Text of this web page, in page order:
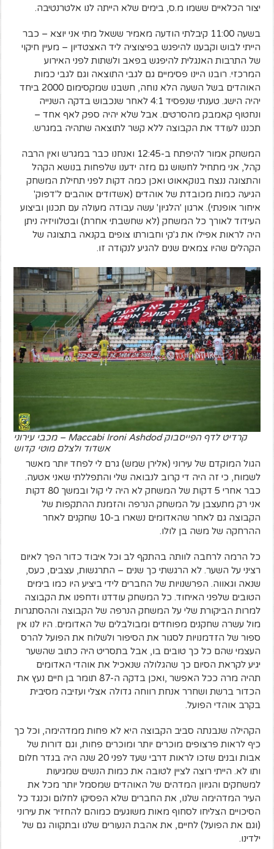
יצור הכלאיים ששמו מ.ס, בימים שלא הייתה לנו אלטרנטיבה.
בשעה 11:00 קיבלתי הודעה מאמיר ששאל מתי אני יוצא – כבר
הייתי לבוש וקבענו להיפגש בפיצוציה ליד האצטדיון – מעיין חיקוי
של התרבות האנגלית להיפגש בפאב ולשתות לפני האירוע
המרכזי. רובנו היינו פסימיים גם לגבי התוצאה וגם לגבי כמות
האוהדים בשל השעה הלא נוחה, חשבנו שמקסימום 2000 ביחד
יהיה הישג. טענתי שנפסיד 4:1 לאחר שנכבוש בדקה השנייה
ונחטוף קאמבק מהסרטים. אבל שלא יהיה ספק לאף אחד –
תכננו לעודד את הקבוצה ללא קשר לתוצאה שתהיה במגרש.
המשחק אמור להיפתח ב-12:45 ואנחנו כבר במגרש ואין הרבה
קהל, אני מתחיל לחשוש גם מזה ידענו שלפחות בנושא הקהל
והתצוגה ננצח בנוקאאוט ואכן כמה דקות לפני תחילת המשחק
הגיעה כמות מכובדת של אוהדים (אשדודים אוהבים ל'דפוק'
איחור אופנתי). ארגון 'הלגיון' עשה עבודה מעולה עם תכנון וביצוע
העידוד לאורך כל המשחק (לא שחשבתי אחרת) ובטלוויזיה ניתן
היה לראות אפילו את ג'קי וחבורתו צופים בקנאה בתצוגה של
הקהלים שהיו צמאים שנים להגיע לנקודה זו.
קרדיט לדף הפייסבוק Maccabi Ironi Ashdod – מכבי עירוני
אשדוד ולצלם מוטי קדוש
הגול המוקדם של עירוני (אלירן שמש) גרם לי לפחד יותר מאשר
לשמוח, כי זה היה די קרוב לנבואה שלי והתפללתי שאני אטעה.
כבר אחרי 5 דקות של המשחק לא היה לי קול ובמשך 80 דקות
אני רק מתעצבן על המשחק הנרפה והזמנת ההתקפות של
הקבוצה גם לאחר שהאדומים נשארו ב-10 שחקנים לאחר
ההרחקה של משה בן לולו.
כל הרמה לרחבה לוותה בהתקף לב וכל איבוד כדור הפך לאיום
רציני על השער. לא הרגשתי כך שנים – התרגשות, עצבים, כעס,
שנאה וגאווה. הפרשנויות של החברים לידי ביציע היו כמו בימים
הטובים שלפני האיחוד. כל המשחק עודדנו ודחפנו את הקבוצה
למרות הביקורת שלי על המשחק הנרפה של הקבוצה וההסתגרות
מול עשרה שחקנים מפוחדים ומבולבלים של האדומים. היו לנו אין
ספור של הזדמנויות לסגור את הסיפור ולשלוח את הפועל להרס
העצמי שהם כל כך טובים בו, אבל בתסריט היה כתוב שהשער
יגיע לקראת הסיום כך שהגלולה שנאכיל את אוהדי האדומים
תהיה מרה ככל האפשר ,ואכן בדקה ה-87 תומר בן חיים נעץ את
הכדור ברשת ושחרר אנחת רווחה גדולה אצלי ועזיבה מסיבית
בקרב אוהדי הפועל.
הקהילה שנבנתה סביב הקבוצה היא לא פחות ממדהימה, וכל כך
כיף לראות פרצופים מוכרים יותר ומוכרים פחות, וגם דורות של
אבות ובנים שזכו לראות דרבי שעד לפני 20 שנה היה בגדר חלום
ותו לא. הייתי רוצה לציין לטובה את כמות הנשים שמגיעות
למשחקים והגיוון המדהים של האוהדים שמסמל יותר מכל את
העיר המדהימה שלנו, את החברים שלא הפסיקו לחלום וכנגד כל
הסיכויים הצליחו לסחוף מאות משוגעים כמוהם להחזיר את עירוני
(וגם את הפועל) לחיים, את אהבת הנעורים שלנו ובתקווה גם של
ילדינו.